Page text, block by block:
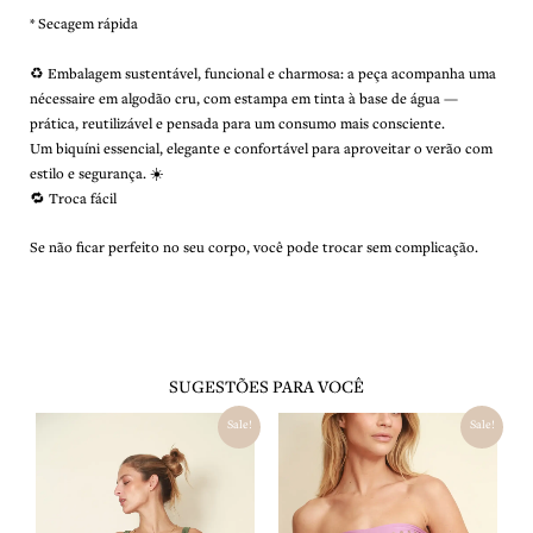
* Secagem rápida
♻️ Embalagem sustentável, funcional e charmosa: a peça acompanha uma
nécessaire em algodão cru, com estampa em tinta à base de água —
prática, reutilizável e pensada para um consumo mais consciente.
Um biquíni essencial, elegante e confortável para aproveitar o verão com
estilo e segurança. ☀️
🔁 Troca fácil
Se não ficar perfeito no seu corpo, você pode trocar sem complicação.
SUGESTÕES PARA VOCÊ
Sale!
original
era:
R$ 376,00.
atual
é:
R$ 264,00.
Sale!
O
preço
original
era:
R$ 517,00.
O
preço
atual
é:
R$ 362,00.